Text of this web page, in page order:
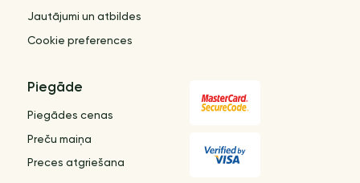
Jautājumi un atbildes
Cookie preferences
Piegāde
Piegādes cenas
Preču maiņa
Preces atgriešana